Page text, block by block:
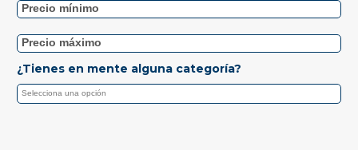
¿Tienes en mente alguna categoría?